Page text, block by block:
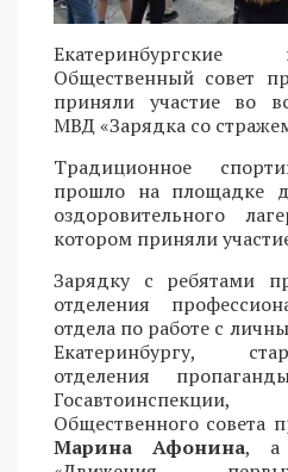
Общественный совет
приняли участие во
МВД «Зарядка со
Традиционное
прошло на площадке
оздоровительного
котором приняли
Зарядку с ребятами
отделения
отдела по работе с
Екатеринбургу,
отделения
Общественного совета
Марина Афонина, а